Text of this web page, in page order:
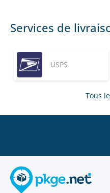
Services de
USPS
Tous